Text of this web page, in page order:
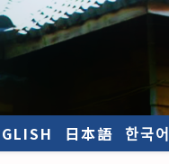
日本語 한국어